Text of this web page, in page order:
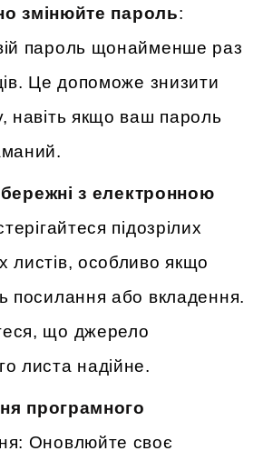
змінюйте пароль:
пароль щонайменше раз
Це допоможе знизити
навіть якщо ваш пароль
з електронною
підозрілих
листів, особливо якщо
посилання або вкладення.
що джерело
листа надійне.
програмного
Оновлюйте своє